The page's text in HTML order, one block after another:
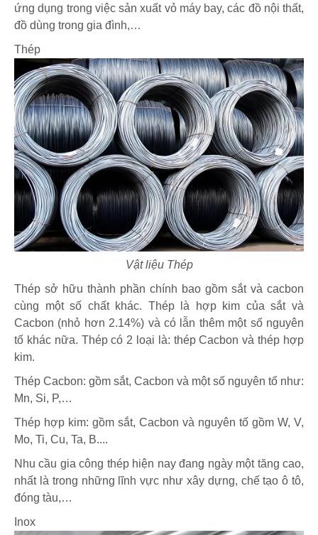
ứng dụng trong việc sản xuất vỏ máy bay, các đồ nội thất,
đồ dùng trong gia đình,…
Thép
Vật liệu Thép
Thép sở hữu thành phần chính bao gồm sắt và cacbon
cùng một số chất khác. Thép là hợp kim của sắt và
Cacbon (nhỏ hơn 2.14%) và có lẫn thêm một số nguyên
tố khác nữa. Thép có 2 loại là: thép Cacbon và thép hợp
kim.
Thép Cacbon: gồm sắt, Cacbon và một số nguyên tố như:
Mn, Si, P,…
Thép hợp kim: gồm sắt, Cacbon và nguyên tố gồm W, V,
Mo, Ti, Cu, Ta, B....
Nhu cầu gia công thép hiện nay đang ngày một tăng cao,
nhất là trong những lĩnh vực như xây dựng, chế tạo ô tô,
đóng tàu,…
Inox